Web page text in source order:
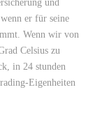
und
er für seine
Wenn wir von
Celsius zu
in 24 stunden
Eigenheiten